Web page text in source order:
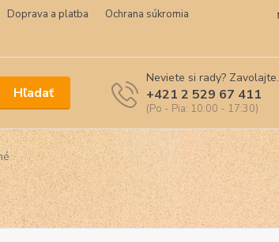
Doprava a platba
Ochrana súkromia
Hľadať
Neviete si rady? Zavolajte.
+421 2 529 67 411
(Po - Pia: 10:00 - 17:30)